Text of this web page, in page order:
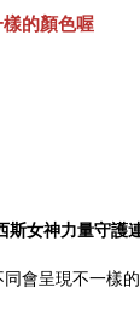
的顏色喔
女神力量守護
會呈現不一樣